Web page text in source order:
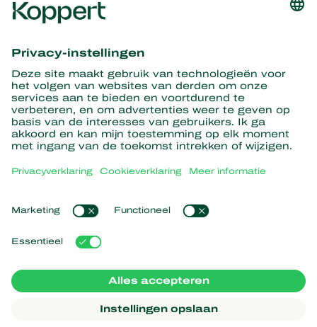
Ontvang het laatste nieuws en
informatie
Hier aanmelden
Partners with Nature
Roofmijten
Roofinsecten
Nuttige nematoden
Nuttige micro-organismen
Gewasbescherming
Nieuws en informatie
Duurzaamheid
Werken bij Koppert
Contact
Populaire links
Ervaringen van klanten
Koppert One
Koppert Global
Cookies beheren